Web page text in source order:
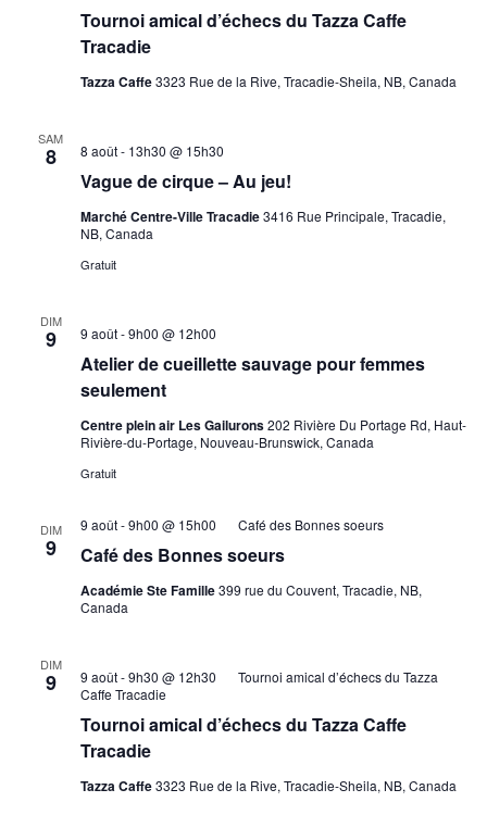
Tournoi amical d’échecs du Tazza Caffe
Tracadie
Tazza Caffe3323 Rue de la Rive, Tracadie-Sheila, NB, Canada
SAM
8
Vague de cirque – Au jeu!
8 août - 13h30 @ 15h30
Marché Centre-Ville Tracadie3416 Rue Principale, Tracadie,
NB, Canada
Gratuit
DIM
9
Atelier de cueillette sauvage pour femmes
seulement
9 août - 9h00 @ 12h00
Centre plein air Les Gailurons202 Rivière Du Portage Rd, Haut-
Rivière-du-Portage, Nouveau-Brunswick, Canada
Gratuit
DIM
9 Café des Bonnes soeurs
9 août - 9h00 @ 15h00 Café des Bonnes soeurs
Académie Ste Famille399 rue du Couvent, Tracadie, NB,
Canada
DIM
9
Tournoi amical d’échecs du Tazza Caffe
Tracadie
9 août - 9h30 @ 12h30
Tournoi amical d’échecs du Tazza
Caffe Tracadie
Tazza Caffe3323 Rue de la Rive, Tracadie-Sheila, NB, Canada